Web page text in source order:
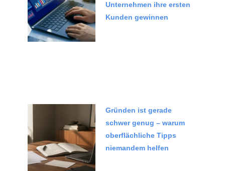
Unternehmen ihre ersten
Kunden gewinnen
Gründen ist gerade
schwer genug – warum
oberflächliche Tipps
niemandem helfen